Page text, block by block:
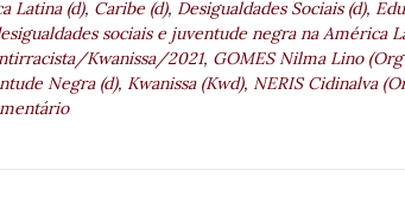
Latina (d), Caribe (d), Desigualdades Sociais (d),
sociais e juventude negra na América
Kwanissa/2021, GOMES Nilma Lino
Negra (d), Kwanissa (Kwd), NERIS Cidinalva